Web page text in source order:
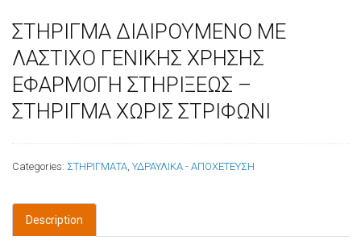
ΣΤΗΡΙΓΜΑ ΔΙΑΙΡΟΥΜΕΝΟ ΜΕ
ΛΑΣΤΙΧΟ ΓΕΝΙΚΗΣ ΧΡΗΣΗΣ
ΕΦΑΡΜΟΓΗ ΣΤΗΡΙΞΕΩΣ –
ΣΤΗΡΙΓΜΑ ΧΩΡΙΣ ΣΤΡΙΦΩΝΙ
Categories: ΣΤΗΡΙΓΜΑΤΑ ΥΔΡΑΥΛΙΚΑ - ΑΠΟΧΕΤΕΥΣΗ
Description